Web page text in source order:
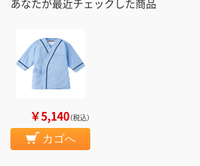
あなたが最近チェックした商品
￥5,140（税込）
カゴへ